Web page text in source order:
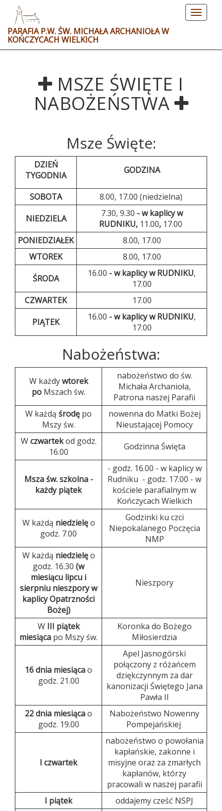
Toggle
PARAFIA P.W. ŚW. MICHAŁA ARCHANIOŁA W
KOŃCZYCACH WIELKICH
MSZE ŚWIĘTE I
NABOŻEŃSTWA
Msze Święte:
DZIEŃ
TYGODNIA
GODZINA
SOBOTA
8.00, 17.00 (niedzielna)
NIEDZIELA
7.30, 9.30 - w kaplicy w
RUDNIKU, 11.00, 17.00
PONIEDZIAŁEK
8.00, 17.00
WTOREK
8.00, 17.00
ŚRODA
16.00 - w kaplicy w RUDNIKU,
17.00
CZWARTEK
17.00
PIĄTEK
16.00 - w kaplicy w RUDNIKU,
17.00
Nabożeństwa:
W każdywtorek
po Mszach św.
nabożeństwo do św.
Michała Archanioła,
Patrona naszej Parafii
W każdą środę po
Mszy św.
nowenna do Matki Bożej
Nieustającej Pomocy
Wczwartekod godz.
16.00
Godzinna Święta
Msza św. szkolna -
każdy piątek
- godz. 16.00 - w kaplicy w
Rudniku - godz. 17.00 - w
kościele parafialnym w
Kończycach Wielkich
W każdą niedzielęo
godz. 7.00
Godzinki ku czci
Niepokalanego Poczęcia
NMP
W każdą niedzielęo
godz. 16.30 (w
miesiącu lipcu i
sierpniu nieszpory w
kaplicy Opatrzności
Bożej)
Nieszpory
WIII piątek
miesiąca po Mszy św.
Koronka do Bożego
Miłosierdzia
16 dnia miesiącao
godz. 21.00
Apel Jasnogórski
połączony z różańcem
dziękczynnym za dar
kanonizacji Świętego Jana
Pawła II
22 dnia miesiącao
godz. 19.00
Nabożeństwo Nowenny
Pompejańskiej
I czwartek
nabożeństwo o powołania
kapłańskie, zakonne i
misyjne oraz za zmarłych
kapłanów, którzy
pracowali w naszej parafii
I piątek
oddajemy cześć NSPJ